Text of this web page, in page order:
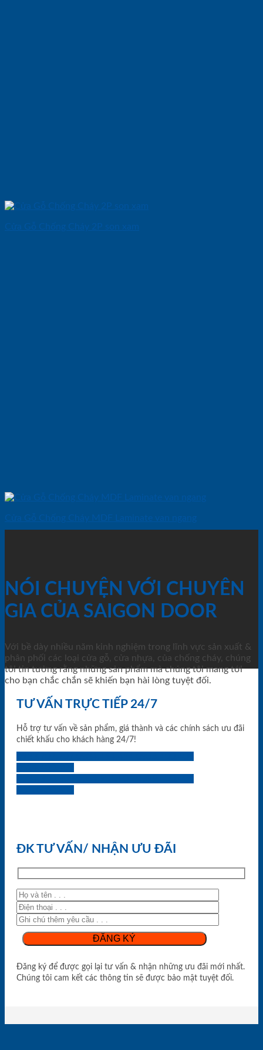
Cửa Gỗ Chống Cháy 2P son xam
Cửa Gỗ Chống Cháy MDF Laminate van ngang
NÓI CHUYỆN VỚI CHUYÊN
GIA CỦA SAIGON DOOR
Với bề dày nhiều năm kinh nghiệm trong lĩnh vực sản xuất &
phân phối các loại cửa gỗ, cửa nhựa, của chống cháy, chúng
tôi tin tưởng rằng những sản phẩm mà chúng tôi mang tới
cho bạn chắc chắn sẽ khiến bạn hài lòng tuyệt đối.
TƯ VẤN TRỰC TIẾP 24/7
Hỗ trợ tư vấn về sản phẩm, giá thành và các chính sách ưu đãi
chiết khấu cho khách hàng 24/7!
ĐK TƯ VẤN/ NHẬN ƯU ĐÃI
Đăng ký để được gọi lại tư vấn & nhận những ưu đãi mới nhất.
Chúng tôi cam kết các thông tin sẽ được bảo mật tuyệt đối.